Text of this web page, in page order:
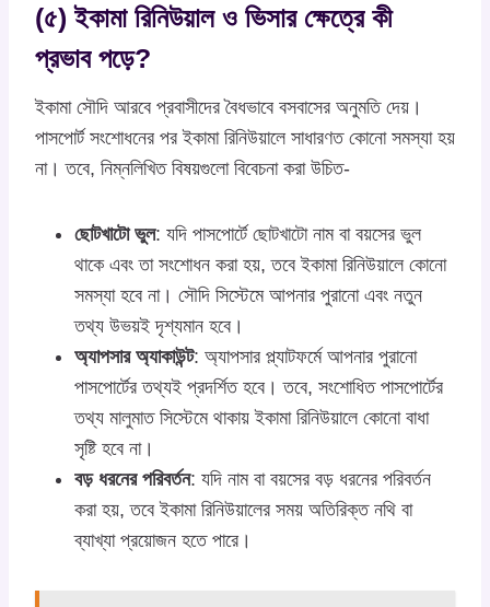
(৫) ইকামা রিনিউয়াল ও ভিসার ক্ষেত্রে কী
প্রভাব পড়ে?
ইকামা সৌদি আরবে প্রবাসীদের বৈধভাবে বসবাসের অনুমতি দেয়।
পাসপোর্ট সংশোধনের পর ইকামা রিনিউয়ালে সাধারণত কোনো সমস্যা হয়
না। তবে, নিম্নলিখিত বিষয়গুলো বিবেচনা করা উচিত-
ছোটখাটো ভুল: যদি পাসপোর্টে ছোটখাটো নাম বা বয়সের ভুল
থাকে এবং তা সংশোধন করা হয়, তবে ইকামা রিনিউয়ালে কোনো
সমস্যা হবে না। সৌদি সিস্টেমে আপনার পুরানো এবং নতুন
তথ্য উভয়ই দৃশ্যমান হবে।
অ্যাপসার অ্যাকাউন্ট: অ্যাপসার প্ল্যাটফর্মে আপনার পুরানো
পাসপোর্টের তথ্যই প্রদর্শিত হবে। তবে, সংশোধিত পাসপোর্টের
তথ্য মালুমাত সিস্টেমে থাকায় ইকামা রিনিউয়ালে কোনো বাধা
সৃষ্টি হবে না।
বড় ধরনের পরিবর্তন: যদি নাম বা বয়সের বড় ধরনের পরিবর্তন
করা হয়, তবে ইকামা রিনিউয়ালের সময় অতিরিক্ত নথি বা
ব্যাখ্যা প্রয়োজন হতে পারে।